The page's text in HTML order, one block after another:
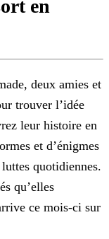
en
deux amies et
trouver l’idée
leur histoire en
et d’énigmes
quotidiennes.
qu’elles
ce mois-ci sur